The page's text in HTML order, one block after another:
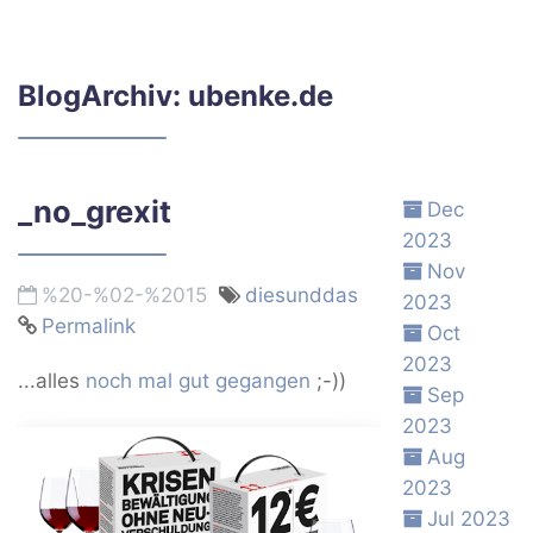
BlogArchiv: ubenke.de
_no_grexit
%20-%02-%2015
diesunddas
Permalink
...alles noch mal gut gegangen ;-))
Dec
2023
Nov
2023
Oct
2023
Sep
2023
Aug
2023
Jul 2023